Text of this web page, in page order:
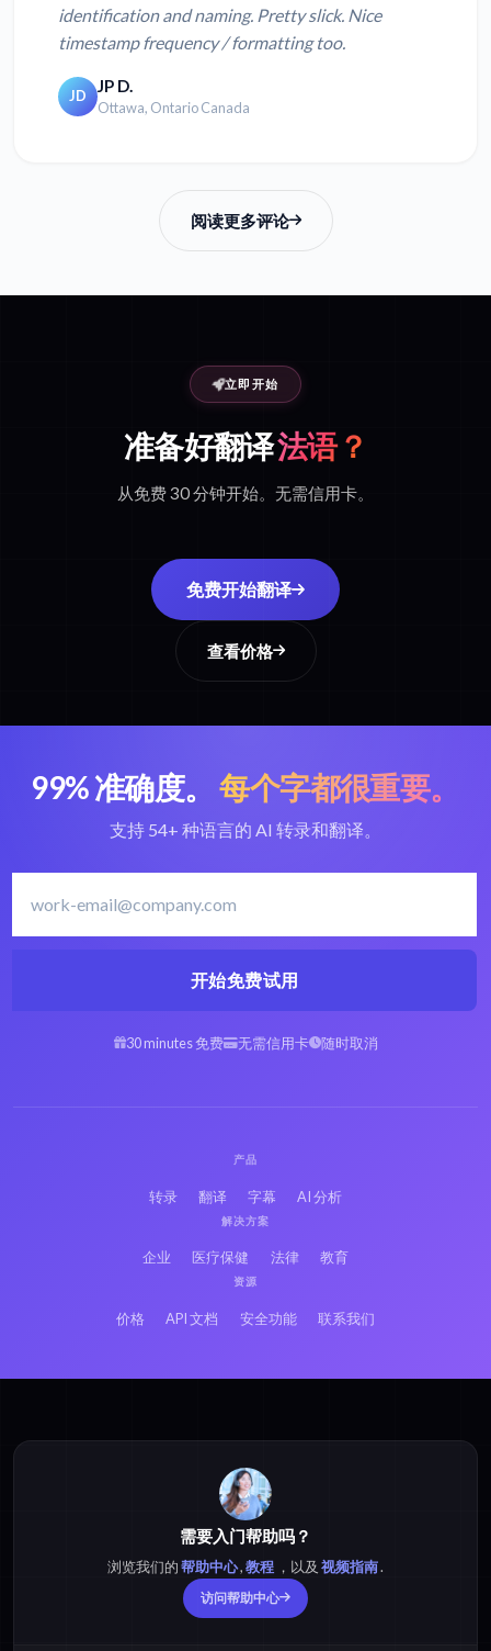
identification and naming. Pretty slick. Nice
timestamp frequency / formatting too.
JD JP D.
Ottawa, Ontario Canada
阅读更多评论
立即开始
准备好翻译法语？
从免费 30 分钟开始。无需信用卡。
免费开始翻译
查看价格
99% 准确度。 每个字都很重要。
支持 54+ 种语言的 AI 转录和翻译。
开始免费试用
30 minutes 免费 无需信用卡 随时取消
产品
转录 翻译 字幕 AI 分析
解决方案
企业 医疗保健 法律 教育
资源
价格 API 文档 安全功能 联系我们
需要入门帮助吗？
浏览我们的帮助中心,教程 ，以及 视频指南.
访问帮助中心